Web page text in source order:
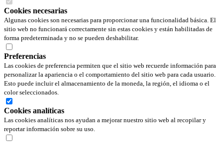
Cookies necesarias
Algunas cookies son necesarias para proporcionar una funcionalidad básica. El
sitio web no funcionará correctamente sin estas cookies y están habilitadas de
forma predeterminada y no se pueden deshabilitar.
Preferencias
Las cookies de preferencia permiten que el sitio web recuerde información para
personalizar la apariencia o el comportamiento del sitio web para cada usuario.
Esto puede incluir el almacenamiento de la moneda, la región, el idioma o el
color seleccionados.
Cookies analíticas
Las cookies analíticas nos ayudan a mejorar nuestro sitio web al recopilar y
reportar información sobre su uso.